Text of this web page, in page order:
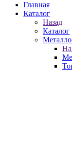
Главная
Каталог
Назад
Каталог